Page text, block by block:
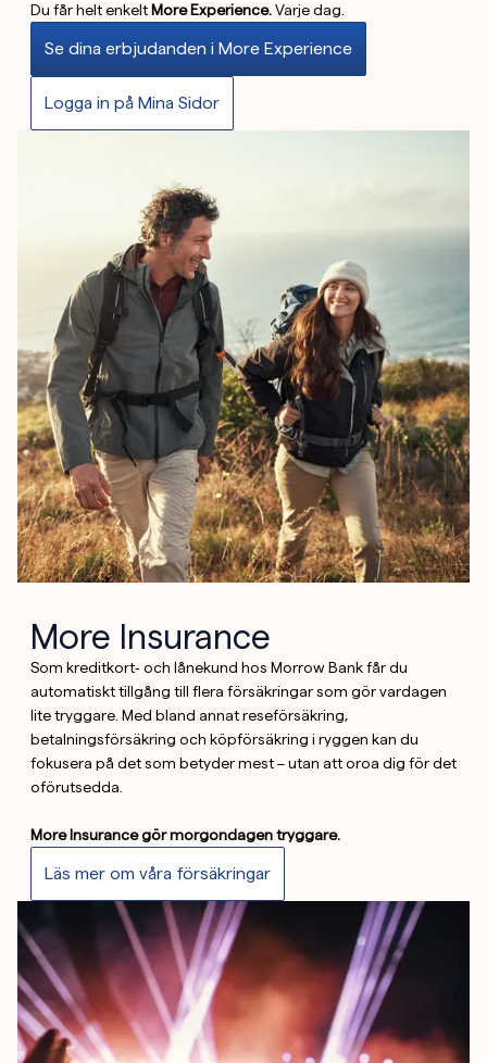
Du får helt enkelt More Experience.Varje dag.
Se dina erbjudanden i More Experience
Logga in på Mina Sidor
More Insurance
Som kreditkort‑ och lånekund hos Morrow Bank får du
automatiskt tillgång till flera försäkringar som gör vardagen
lite tryggare. Med bland annat reseförsäkring,
betalningsförsäkring och köpförsäkring i ryggen kan du
fokusera på det som betyder mest – utan att oroa dig för det
oförutsedda.
More Insurance gör morgondagen tryggare.
Läs mer om våra försäkringar